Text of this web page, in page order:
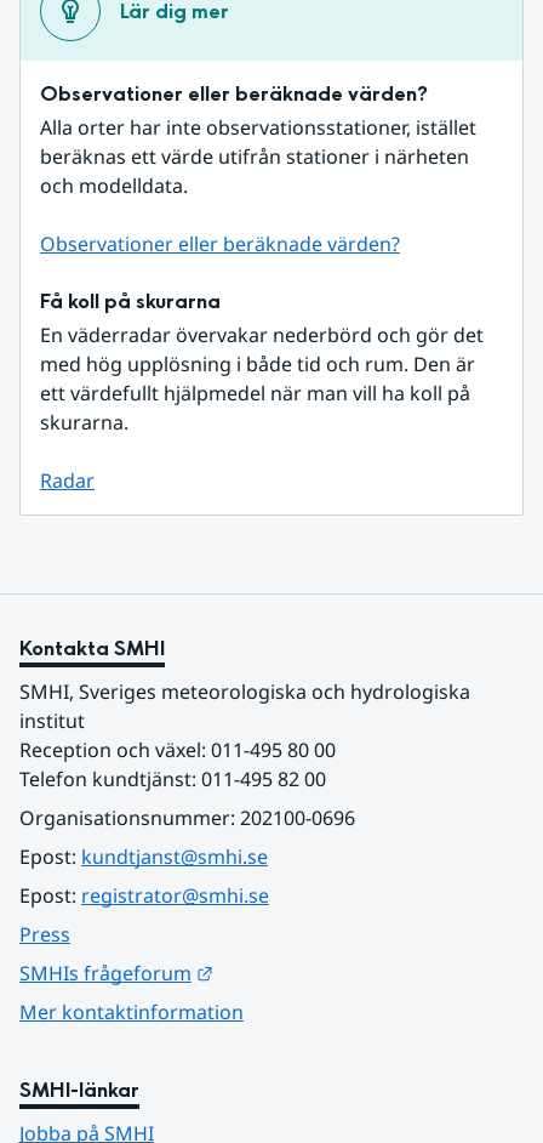
Lär dig mer
Observationer eller beräknade värden?
Alla orter har inte observationsstationer, istället
beräknas ett värde utifrån stationer i närheten
och modelldata.
Observationer eller beräknade värden?
Få koll på skurarna
En väderradar övervakar nederbörd och gör det
med hög upplösning i både tid och rum. Den är
ett värdefullt hjälpmedel när man vill ha koll på
skurarna.
Radar
Kontakta SMHI
SMHI, Sveriges meteorologiska och hydrologiska
institut
Reception och växel: 011-495 80 00
Telefon kundtjänst: 011-495 82 00
Organisationsnummer: 202100-0696
Epost: kundtjanst@smhi.se
Epost: registrator@smhi.se
Press
SMHIs frågeforum
Mer kontaktinformation
SMHI-länkar
Jobba på SMHI